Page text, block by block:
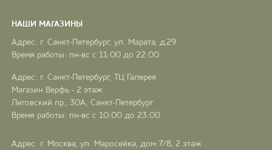
НАШИ МАГАЗИНЫ
Адрес: г. Санкт-Петербург, ул. Марата, д.29
Время работы: пн-вс с 11:00 до 22:00
Адрес: г. Санкт-Петербург, ТЦ Галерея
Магазин Верфь - 2 этаж
Лиговский пр., 30А, Санкт-Петербург
Время работы: пн-вс с 10:00 до 23:00
Адрес: г. Москва, ул. Маросейка, дом 7/8, 2 этаж